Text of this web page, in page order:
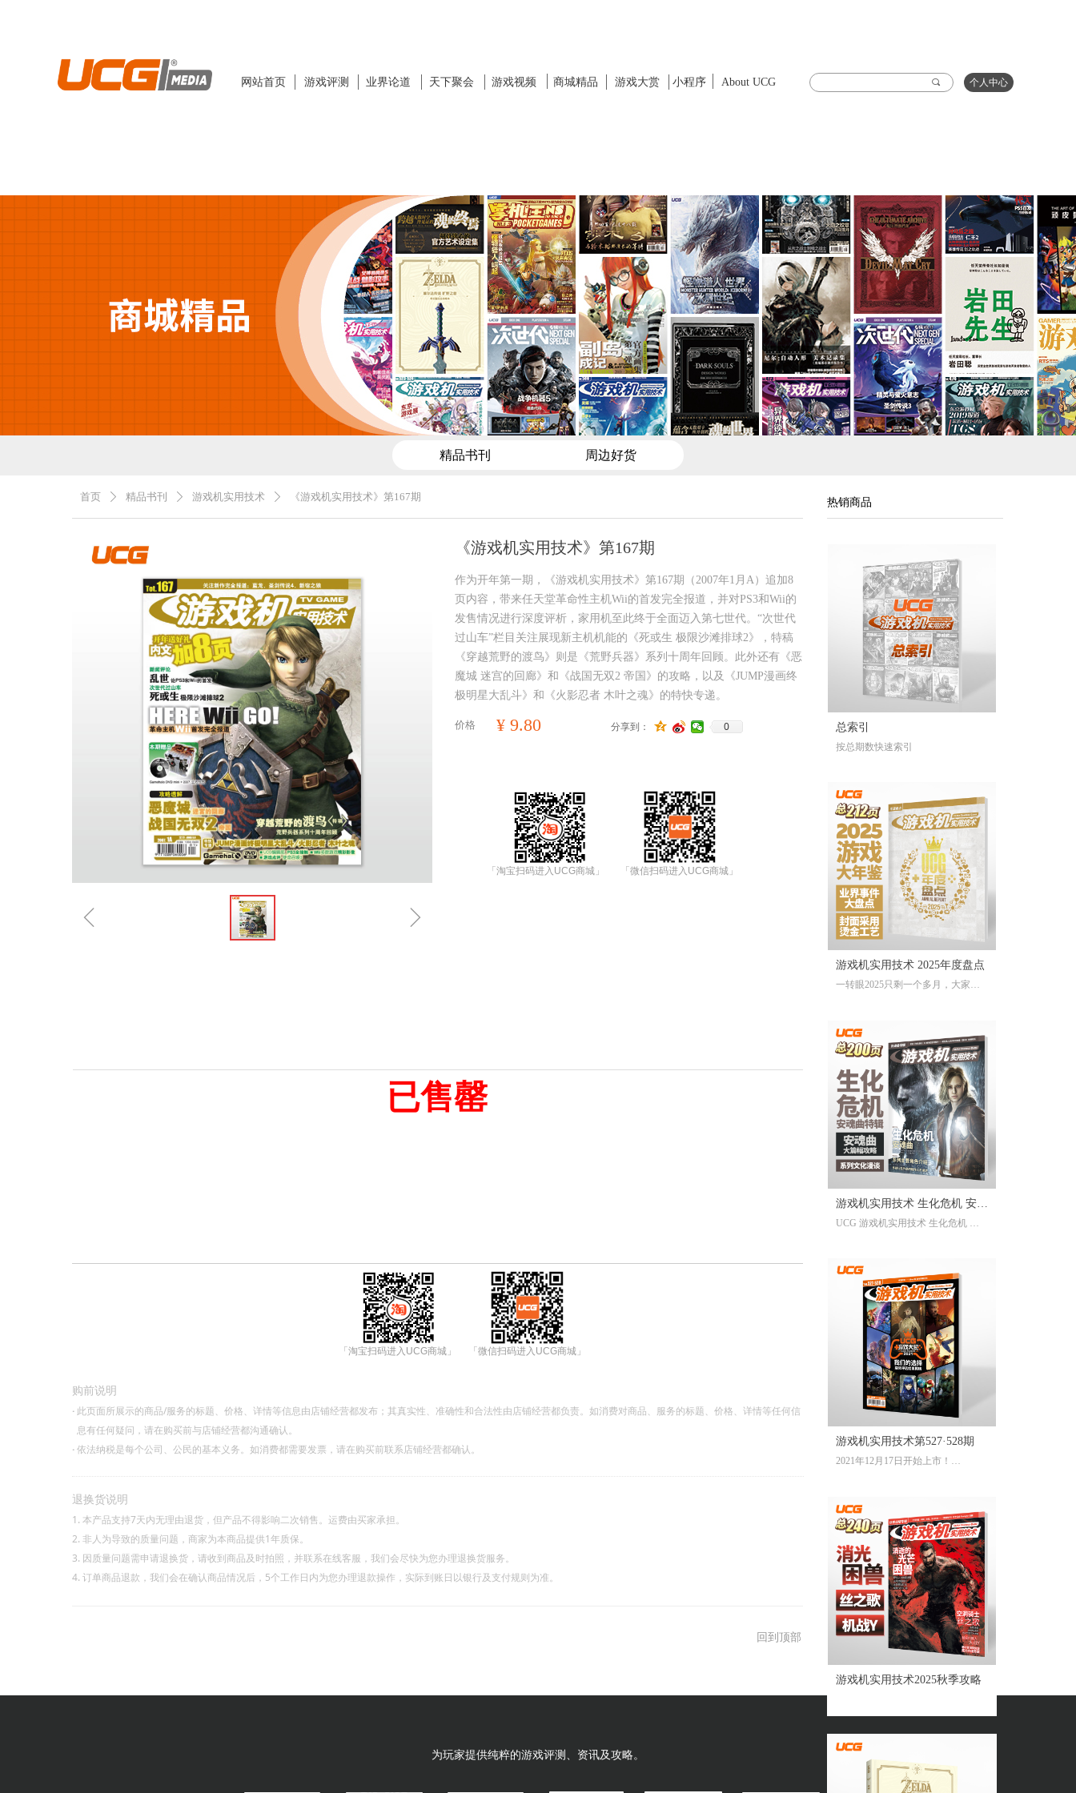
끠
网站首页 商城精品 游戏大赏
业界论道
游戏评测 天下聚会 游戏视频 小程序 About UCG 个人中心
首页 ꄲ 精品书刊 ꄲ 游戏机实用技术 ꄲ 《游戏机实用技术》第167期
ꁆ ꁇ
《游戏机实用技术》第167期
已售罄
价格 ¥ 9.80 分享到： 0
回到顶部
热销商品
「微信扫码进入UCG商城」
「淘宝扫码进入UCG商城」
作为开年第一期，《游戏机实用技术》第167期（2007年1月A）追加8
页内容，带来任天堂革命性主机Wii的首发完全报道，并对PS3和Wii的
发售情况进行深度评析，家用机至此终于全面迈入第七世代。“次世代
过山车”栏目关注展现新主机机能的《死或生 极限沙滩排球2》，特稿
《穿越荒野的渡鸟》则是《荒野兵器》系列十周年回顾。此外还有《恶
魔城 迷宫的回廊》和《战国无双2 帝国》的攻略，以及《JUMP漫画终
极明星大乱斗》和《火影忍者 木叶之魂》的特快专递。
购前说明
· 此页面所展示的商品/服务的标题、价格、详情等信息由店铺经营都发布；其真实性、准确性和合法性由店铺经营都负责。如消费对商品、服务的标题、价格、详情等任何信
息有任何疑问，请在购买前与店铺经营都沟通确认。
·依法纳税是每个公司、公民的基本义务。如消费都需要发票，请在购买前联系店铺经营都确认。
退换货说明
1. 本产品支持7天内无理由退货，但产品不得影响二次销售。运费由买家承担。
2. 非人为导致的质量问题，商家为本商品提供1年质保。
3. 因质量问题需申请退换货，请收到商品及时拍照，并联系在线客服，我们会尽快为您办理退换货服务。
4. 订单商品退款，我们会在确认商品情况后，5个工作日内为您办理退款操作，实际到账日以银行及支付规则为准。
精品书刊 周边好货
总索引
按总期数快速索引
游戏机实用技术 2025年度盘点
一转眼2025只剩一个多月，大家对
前一亮的独立游戏、令人印象深刻
的游戏大事？不记得也不要紧，
《游戏机实用技术 2025年度盘点》
已经帮你全部整合完毕。2025年度
的游戏资讯，看这一本就足够。
继承自UCG每年的年度特辑及合
刊，我们最经典的游戏大年鉴、游
戏大盘点栏目依然在线；年年有今
日岁岁有今朝，UCG小编们心目中
以聚众锐评环节，想要来围观吐槽
的朋友们也请绝对不要放过。此
多打赢复活赛的攻略栏目“实用至上
主义”——最全面的游戏盘点，最详
尽的年鉴资料，更有小而美周边随
限定版档位一起赠送，收藏价值妥
游戏机实用技术 生化危机 安魂
曲特辑
UCG 游戏机实用技术 生化危机 安
游戏机实用技术第527·528期
2021年12月17日开始上市！
游戏机实用技术2025秋季攻略
「微信扫码进入UCG商城」
「淘宝扫码进入UCG商城」
为玩家提供纯粹的游戏评测、资讯及攻略。